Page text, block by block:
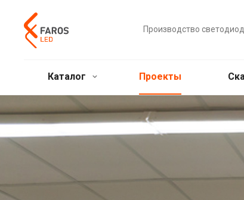
Производство
Каталог Проекты